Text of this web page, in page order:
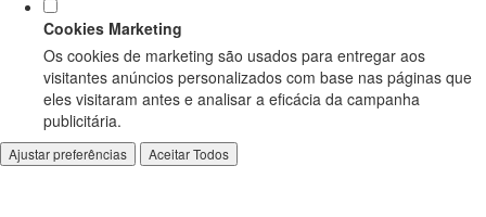
Cookies Marketing
Os cookies de marketing são usados para entregar aos
visitantes anúncios personalizados com base nas páginas que
eles visitaram antes e analisar a eficácia da campanha
publicitária.
Ajustar preferências Aceitar Todos